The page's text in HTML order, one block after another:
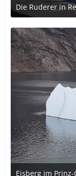
Die Ruderer in
1. Oktober
Eisberg im